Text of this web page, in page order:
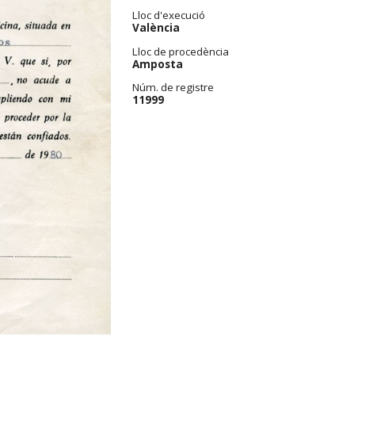
Lloc d'execució
València
Lloc de procedència
Amposta
Núm. de registre
11999